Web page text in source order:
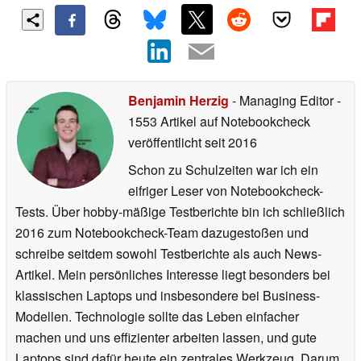
Benjamin Herzig - Managing Editor-
1553 Artikel auf Notebookcheck
veröffentlichtseit 2016
Schon zu Schulzeiten war ich ein
eifriger Leser von Notebookcheck-
Tests. Über hobby-mäßige Testberichte bin ich schließlich
2016 zum Notebookcheck-Team dazugestoßen und
schreibe seitdem sowohl Testberichte als auch News-
Artikel. Mein persönliches Interesse liegt besonders bei
klassischen Laptops und insbesondere bei Business-
Modellen. Technologie sollte das Leben einfacher
machen und uns effizienter arbeiten lassen, und gute